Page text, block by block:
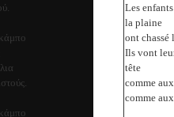
Les
la plaine
ont chassé
Ils vont
tête
comme
comme